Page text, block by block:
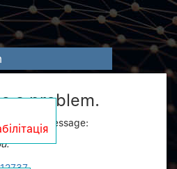
a problem.
error message: